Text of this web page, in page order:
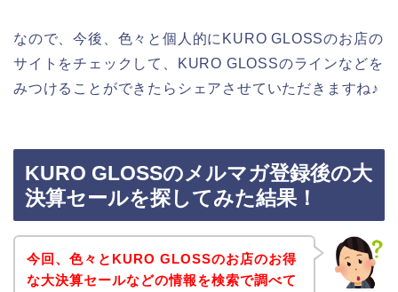
なので、今後、色々と個人的にKURO GLOSSのお店の
サイトをチェックして、KURO GLOSSのラインなどを
みつけることができたらシェアさせていただきますね♪
KURO GLOSSのメルマガ登録後の大
決算セールを探してみた結果！
今回、色々とKURO GLOSSのお店のお得
な大決算セールなどの情報を検索で調べて